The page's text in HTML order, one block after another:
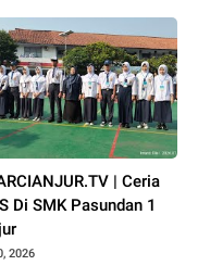
| Ceria
Di SMK Pasundan 1
2026